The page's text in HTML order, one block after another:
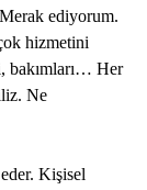
ediyorum.
hizmetini
bakımları… Her
Ne
Kişisel